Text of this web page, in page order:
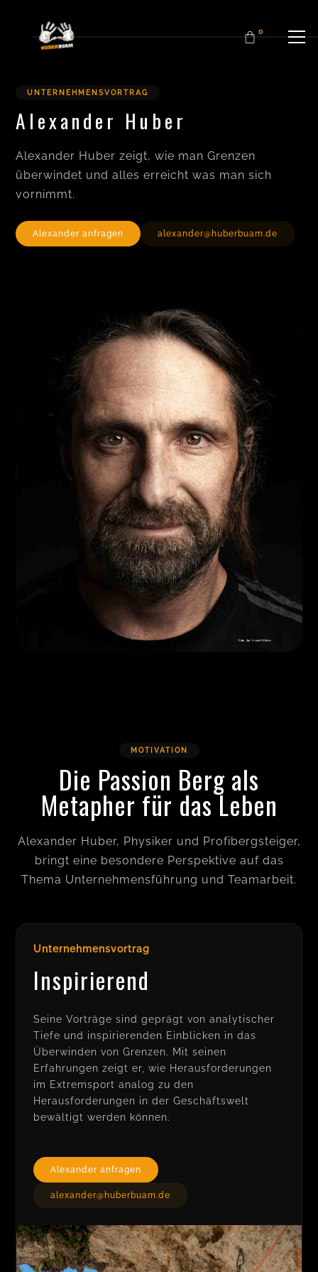
0
UNTERNEHMENSVORTRAG
Alexander Huber
Alexander Huber zeigt, wie man Grenzen
überwindet und alles erreicht was man sich
vornimmt.
Alexander anfragen alexander@huberbuam.de
MOTIVATION
Die Passion Berg als
Metapher für das Leben
Alexander Huber, Physiker und Profibergsteiger,
bringt eine besondere Perspektive auf das
Thema Unternehmensführung und Teamarbeit.
Unternehmensvortrag
Inspirierend
Seine Vorträge sind geprägt von analytischer
Tiefe und inspirierenden Einblicken in das
Überwinden von Grenzen. Mit seinen
Erfahrungen zeigt er, wie Herausforderungen
im Extremsport analog zu den
Herausforderungen in der Geschäftswelt
bewältigt werden können.
Alexander anfragen
alexander@huberbuam.de